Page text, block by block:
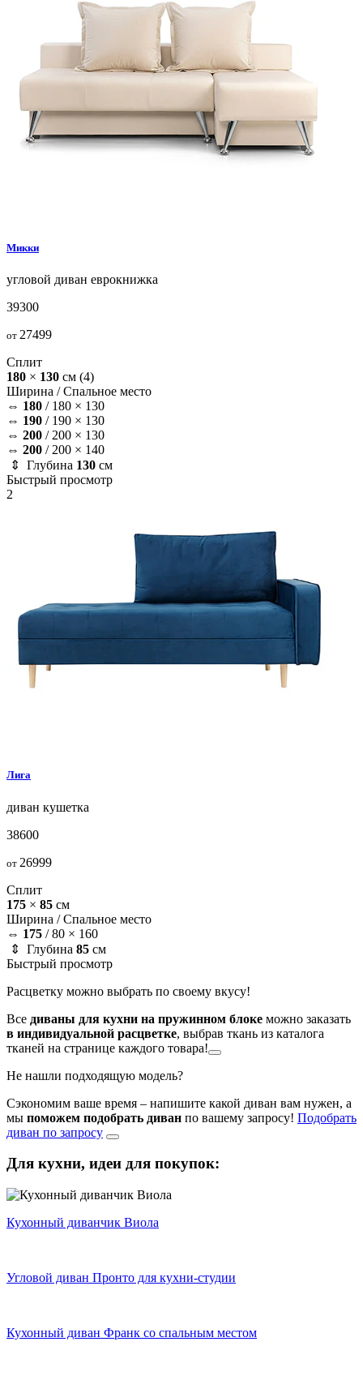
Микки
угловой диван еврокнижка
39300
от 27499
Сплит
180 × 130 см (4)
Ширина /Спальное место
⇔ 180 / 180 × 130
⇔ 190 / 190 × 130
⇔ 200 / 200 × 130
⇔ 200 / 200 × 140
⇕ Глубина 130 см
Быстрый просмотр
2
Лига
диван кушетка
38600
от 26999
Сплит
175 × 85 см
Ширина /Спальное место
⇔ 175 /80 × 160
⇕ Глубина 85 см
Быстрый просмотр
Расцветку можно выбрать по своему вкусу!
Все диваны для кухни на пружинном блоке можно заказать
в индивидуальной расцветке, выбрав ткань из каталога
тканей на странице каждого товара!
Не нашли подходящую модель?
Сэкономим ваше время – напишите какой диван вам нужен, а
мы поможем подобрать диван по вашему запросу! Подобрать
диван по запросу
Для кухни, идеи для покупок:
Кухонный диванчик Виола
Угловой диван Пронто для кухни-студии
Кухонный диван Франк со спальным местом